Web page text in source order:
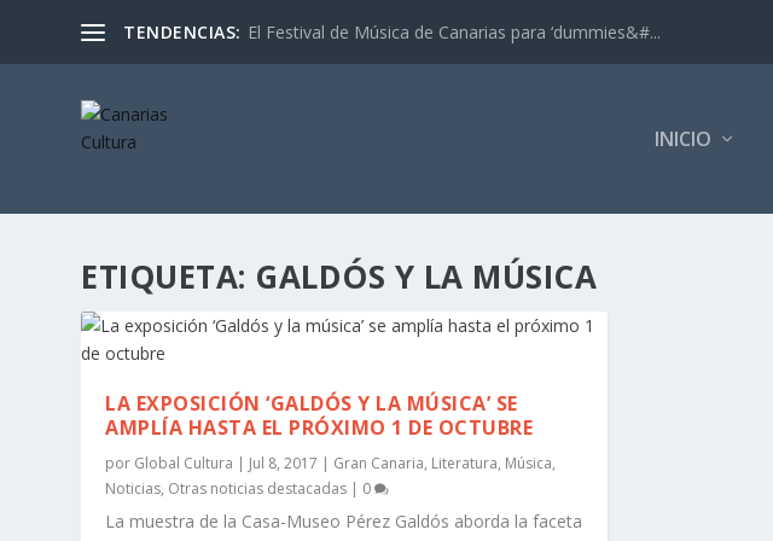
TENDENCIAS: El Festival de Música de Canarias para ‘dummies&#...
INICIO
ETIQUETA: GALDÓS Y LA MÚSICA
LA EXPOSICIÓN ‘GALDÓS Y LA MÚSICA’ SE
AMPLÍA HASTA EL PRÓXIMO 1 DE OCTUBRE
por Global Cultura | Jul 8, 2017 | Gran Canaria, Literatura, Música,
Noticias, Otras noticias destacadas | 0
La muestra de la Casa-Museo Pérez Galdós aborda la faceta